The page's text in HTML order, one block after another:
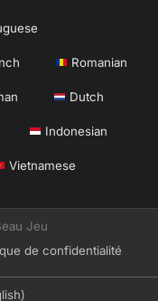
Romanian
Dutch
Indonesian
Vietnamese
Jeu
de confidentialité